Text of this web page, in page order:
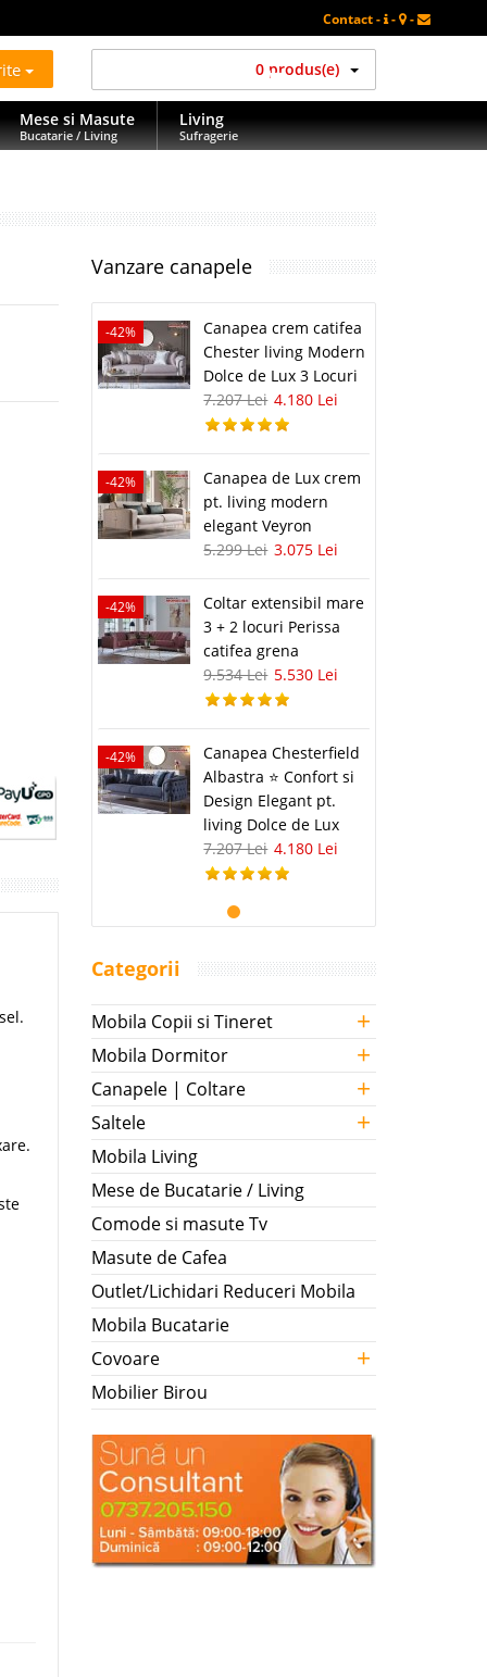
Contact - - -
0 produs(e)
Mese si Masute
Bucatarie / Living
Living
Sufragerie
Vanzare canapele
-42%
Canapea crem catifea
Chester living Modern
Dolce de Lux 3 Locuri
7.207 Lei 4.180 Lei
-42%
Canapea de Lux crem
pt. living modern
elegant Veyron
5.299 Lei 3.075 Lei
-42%
Coltar extensibil mare
3 + 2 locuri Perissa
catifea grena
9.534 Lei 5.530 Lei
-42%
Canapea Chesterfield
Albastra ⭐ Confort si
Design Elegant pt.
living Dolce de Lux
7.207 Lei 4.180 Lei
Categorii
Mobila Copii si Tineret +
Mobila Dormitor +
Canapele | Coltare +
Saltele +
Mobila Living
Mese de Bucatarie / Living
Comode si masute Tv
Masute de Cafea
Outlet/Lichidari Reduceri Mobila
Mobila Bucatarie
Covoare
+
Mobilier Birou